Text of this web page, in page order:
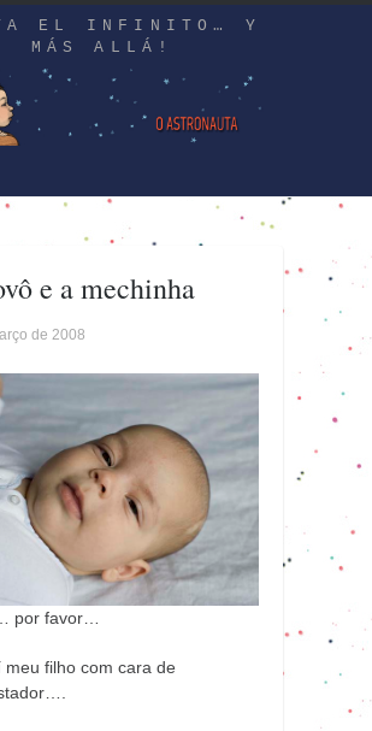
EL INFINITO… Y
MÁS ALLÁ!
e a mechinha
de 2008
por favor…
meu filho com cara de